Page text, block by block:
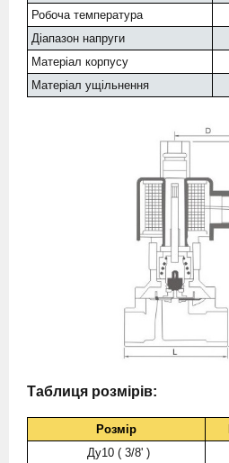
Робоча температура
Діапазон напруги
Матеріал корпусу
Матеріал ущільнення
Таблиця розмірів:
Розмір
Ду10 ( 3/8' )